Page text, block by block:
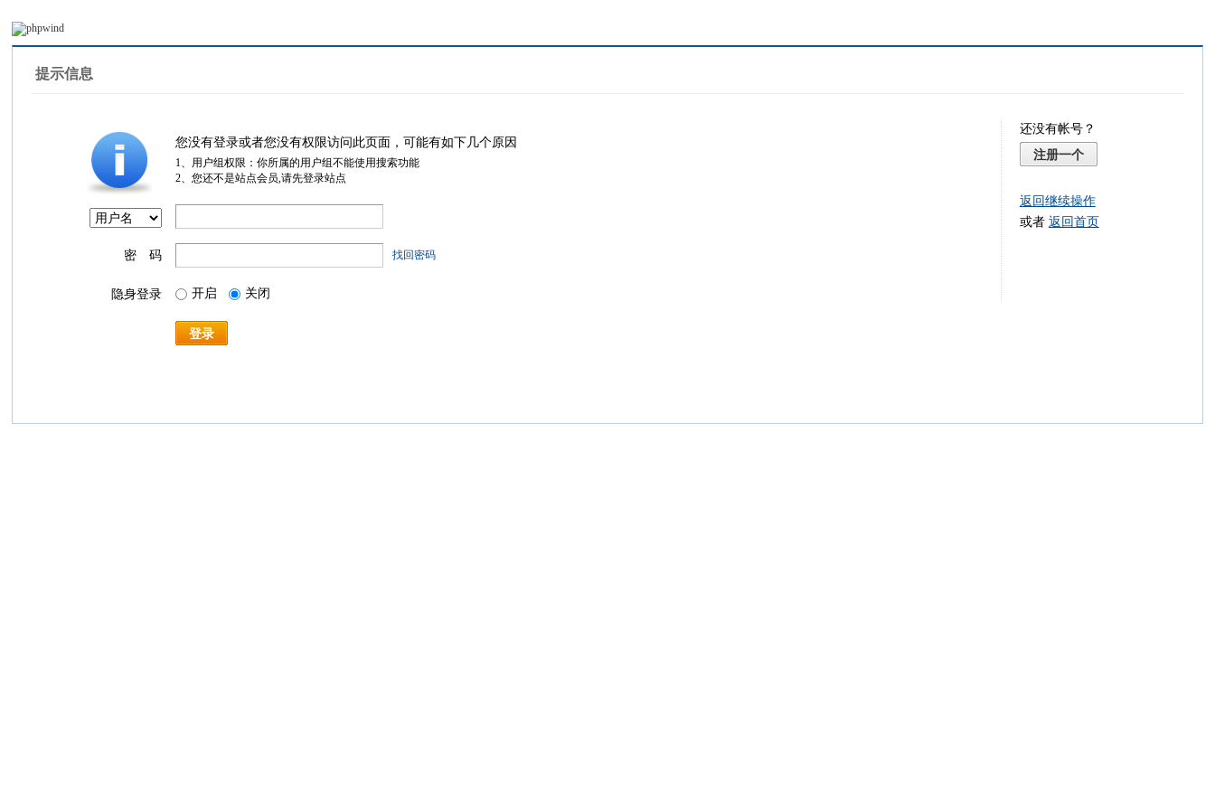
提示信息
您没有登录或者您没有权限访问此页面，可能有如下几个原因
1、用户组权限：你所属的用户组不能使用搜索功能
2、您还不是站点会员,请先登录站点
密 码 找回密码
隐身登录 开启 关闭
登录
还没有帐号？
注册一个
返回继续操作
或者 返回首页